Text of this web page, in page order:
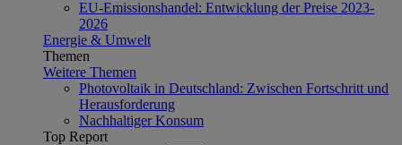
EU-Emissionshandel: Entwicklung der Preise 2023-
2026
Energie & Umwelt
Themen
Weitere Themen
Photovoltaik in Deutschland: Zwischen Fortschritt und
Herausforderung
Nachhaltiger Konsum
Top Report